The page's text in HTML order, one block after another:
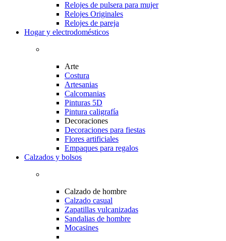
Relojes de pulsera para mujer
Relojes Originales
Relojes de pareja
Hogar y electrodomésticos
Arte
Costura
Artesanias
Calcomanias
Pinturas 5D
Pintura caligrafía
Decoraciones
Decoraciones para fiestas
Flores artificiales
Empaques para regalos
Calzados y bolsos
Calzado de hombre
Calzado casual
Zapatillas vulcanizadas
Sandalias de hombre
Mocasines